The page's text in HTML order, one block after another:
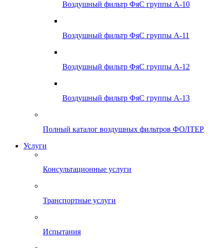
Воздушный фильтр ФяС группы А-10
Воздушный фильтр ФяС группы А-11
Воздушный фильтр ФяС группы А-12
Воздушный фильтр ФяС группы А-13
Полный каталог воздушных фильтров ФОЛТЕР
Услуги
Консультационные услуги
Транспортные услуги
Испытания